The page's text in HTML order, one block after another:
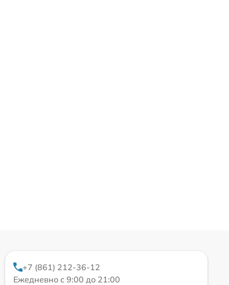
+7 (861) 212-36-12
Ежедневно с 9:00 до 21:00